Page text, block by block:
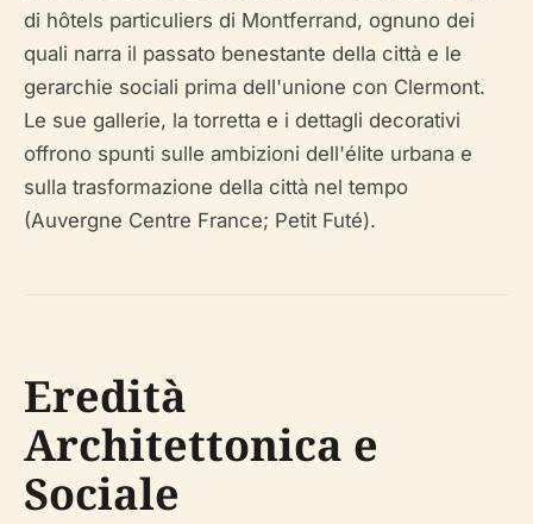
di hôtels particuliers di Montferrand, ognuno dei
quali narra il passato benestante della città e le
gerarchie sociali prima dell'unione con Clermont.
Le sue gallerie, la torretta e i dettagli decorativi
offrono spunti sulle ambizioni dell'élite urbana e
sulla trasformazione della città nel tempo
(Auvergne Centre France; Petit Futé).
Eredità
Architettonica e
Sociale